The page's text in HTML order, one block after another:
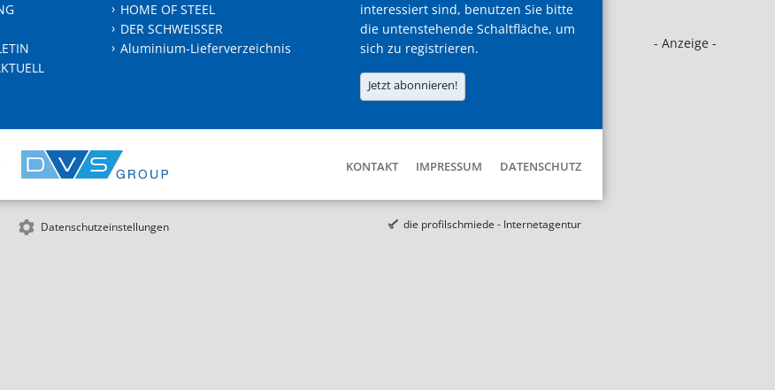
- Anzeige -
HOME OF STEEL
DER SCHWEISSER
Aluminium-Lieferverzeichnis
interessiert sind, benutzen Sie bitte
die untenstehende Schaltfläche, um
sich zu registrieren.
Jetzt abonnieren!
KONTAKT IMPRESSUM DATENSCHUTZ
Datenschutzeinstellungen die profilschmiede - Internetagentur